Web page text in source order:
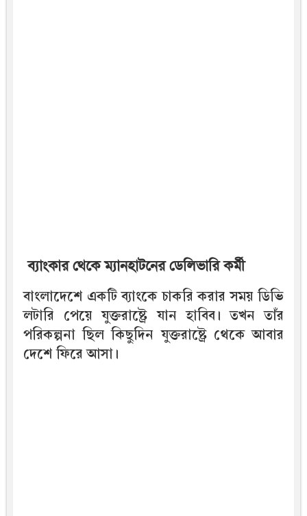
ব্যাংকার থেকে ম্যানহাটনের ডেলিভারি কর্মী
বাংলাদেশে একটি ব্যাংকে চাকরি করার সময় ডিভি
লটারি পেয়ে যুক্তরাষ্ট্রে যান হাবিব। তখন তাঁর
পরিকল্পনা ছিল কিছুদিন যুক্তরাষ্ট্রে থেকে আবার
দেশে ফিরে আসা।